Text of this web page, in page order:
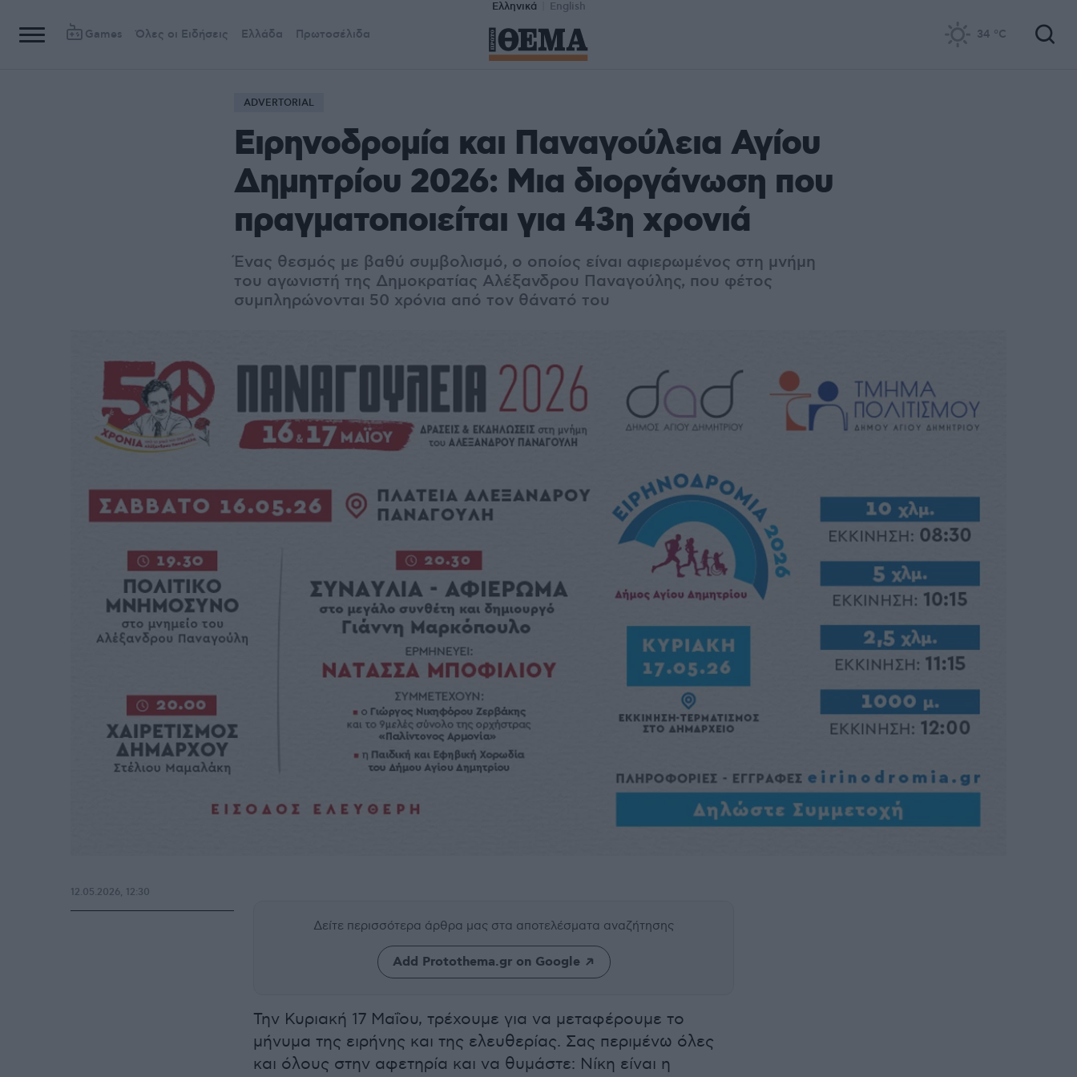
Ελληνικά English
Games Όλες οι Ειδήσεις Ελλάδα Πρωτοσέλιδα 34 °C
ADVERTORIAL
Ειρηνοδρομία και Παναγούλεια Αγίου
Δημητρίου 2026: Μια διοργάνωση που
πραγματοποιείται για 43η χρονιά
Ένας θεσμός με βαθύ συμβολισμό, ο οποίος είναι αφιερωμένος στη μνήμη
του αγωνιστή της Δημοκρατίας Αλέξανδρου Παναγούλης, που φέτος
συμπληρώνονται 50 χρόνια από τον θάνατό του
Δείτε περισσότερα άρθρα μας στα αποτελέσματα αναζήτησης
Add Protothema.gr on Google
Την Κυριακή 17 Μαΐου, τρέχουμε για να μεταφέρουμε το
μήνυμα της ειρήνης και της ελευθερίας. Σας περιμένω όλες
και όλους στην αφετηρία και να θυμάστε: Νίκη είναι η
12.05.2026, 12:30